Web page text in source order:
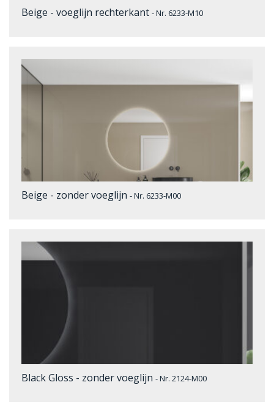
Beige - voeglijn rechterkant - Nr. 6233-M10
Beige - zonder voeglijn - Nr. 6233-M00
Black Gloss - zonder voeglijn - Nr. 2124-M00